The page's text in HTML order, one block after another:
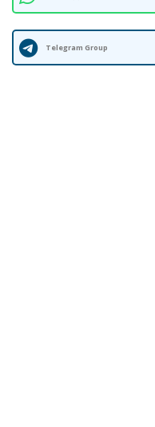
Telegram Group